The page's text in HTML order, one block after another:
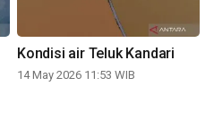
Kondisi air Teluk Kandari
14 May 2026 11:53 WIB